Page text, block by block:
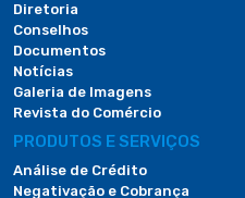
Diretoria
Conselhos
Documentos
Notícias
Galeria de Imagens
Revista do Comércio
PRODUTOS E SERVIÇOS
Análise de Crédito
Negativação e Cobrança